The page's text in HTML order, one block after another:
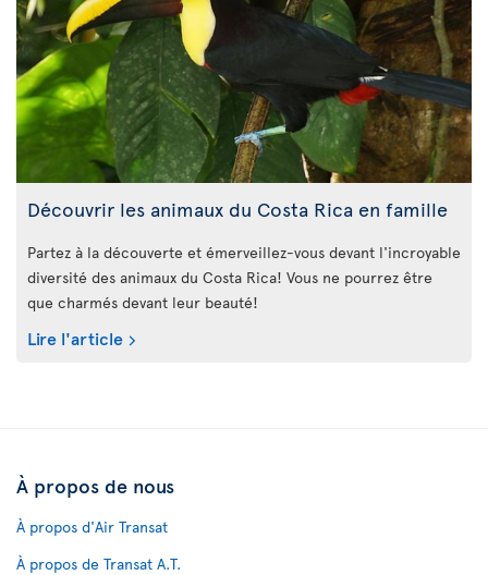
Découvrir les animaux du Costa Rica en famille
Partez à la découverte et émerveillez-vous devant l'incroyable
diversité des animaux du Costa Rica! Vous ne pourrez être
que charmés devant leur beauté!
Lire l'article
À propos de nous
À propos d'Air Transat
À propos de Transat A.T.